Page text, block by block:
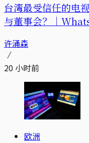
台湾最受信任的电
与董事会？｜
许涌森
20 小时前
欧洲